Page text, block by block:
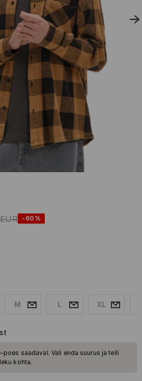
EUR -60%
M L XL
poes saadaval. Vali enda suurus ja telli
kohta.